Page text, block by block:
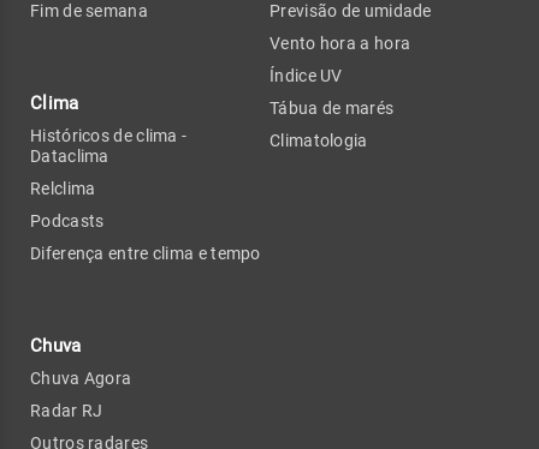
Fim de semana
Clima
Históricos de clima -
Dataclima
Relclima
Podcasts
Diferença entre clima e tempo
Chuva
Chuva Agora
Radar RJ
Outros radares
Previsão de umidade
Vento hora a hora
Índice UV
Tábua de marés
Climatologia